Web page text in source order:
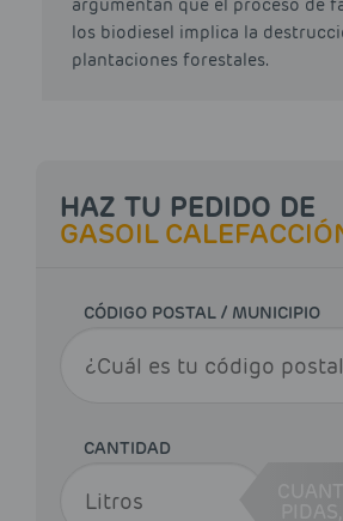
argumentan que el proceso de
los biodiesel implica la
plantaciones forestales.
HAZ TU PEDIDO DE
GASOIL
CÓDIGO POSTAL / MUNICIPIO
CANTIDAD